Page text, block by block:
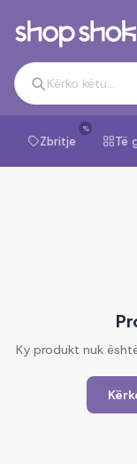
Zbritje
%
Të
Ky produkt nuk